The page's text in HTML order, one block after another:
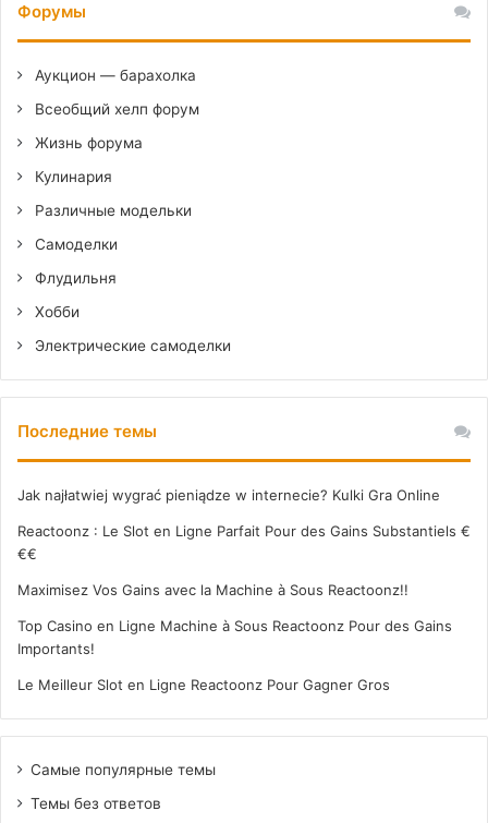
Форумы
Аукцион — барахолка
Всеобщий хелп форум
Жизнь форума
Кулинария
Различные модельки
Самоделки
Флудильня
Хобби
Электрические самоделки
Последние темы
Jak najłatwiej wygrać pieniądze w internecie? Kulki Gra Online
Reactoonz : Le Slot en Ligne Parfait Pour des Gains Substantiels €
€€
Maximisez Vos Gains avec la Machine à Sous Reactoonz!!
Top Casino en Ligne Machine à Sous Reactoonz Pour des Gains
Importants!
Le Meilleur Slot en Ligne Reactoonz Pour Gagner Gros
Самые популярные темы
Темы без ответов